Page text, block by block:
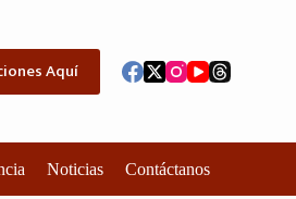
Aquí
Noticias Contáctanos